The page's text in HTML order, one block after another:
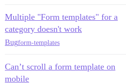
Multiple "Form templates" for a
category doesn't work
Bugform-templates
Can’t scroll a form template on
mobile